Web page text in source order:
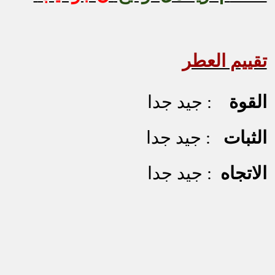
تقييم العطر
القوة
: جيد جدا
الثبات
: جيد جدا
الاتجاه : جيد جدا